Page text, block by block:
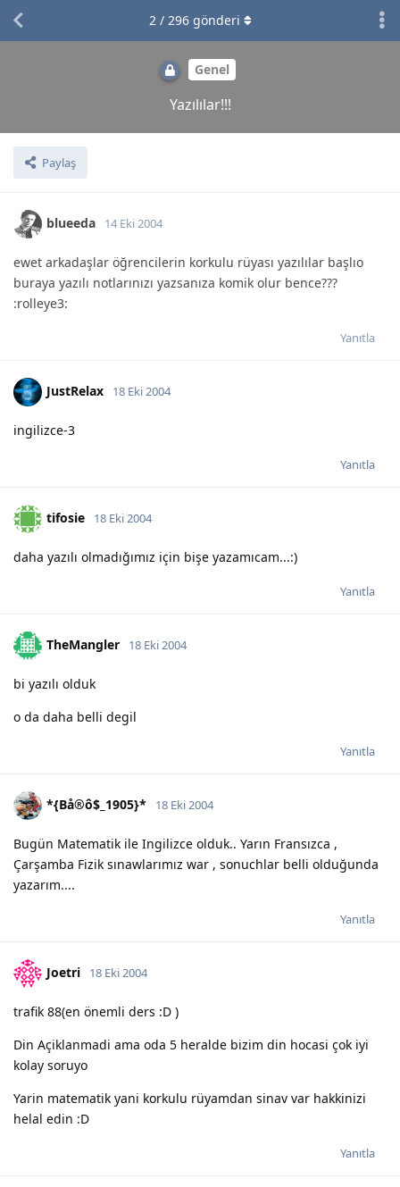
Genel
Yazılılar!!!
Paylaş
2/ 296gönderi
blueeda 14 Eki 2004
ewet arkadaşlar öğrencilerin korkulu rüyası yazılılar başlıo
buraya yazılı notlarınızı yazsanıza komik olur bence???
:rolleye3:
Yanıtla
JustRelax 18 Eki 2004
ingilizce-3
Yanıtla
tifosie 18 Eki 2004
daha yazılı olmadığımız için bişe yazamıcam...:)
Yanıtla
TheMangler 18 Eki 2004
bi yazılı olduk
o da daha belli degil
Yanıtla
*{Bå®ô$_1905}* 18 Eki 2004
Bugün Matematik ile Ingilizce olduk.. Yarın Fransızca ,
Çarşamba Fizik sınawlarımız war , sonuchlar belli olduğunda
yazarım....
Yanıtla
Joetri 18 Eki 2004
trafik 88(en önemli ders :D )
Din Açiklanmadi ama oda 5 heralde bizim din hocasi çok iyi
kolay soruyo
Yarin matematik yani korkulu rüyamdan sinav var hakkinizi
helal edin :D
Yanıtla